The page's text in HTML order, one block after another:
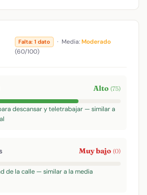
Falta: 1 dato · Media:Moderado
(60/100)
Alto (75)
descansar y teletrabajar — similar a
Muy bajo (0)
de la calle — similar a la media